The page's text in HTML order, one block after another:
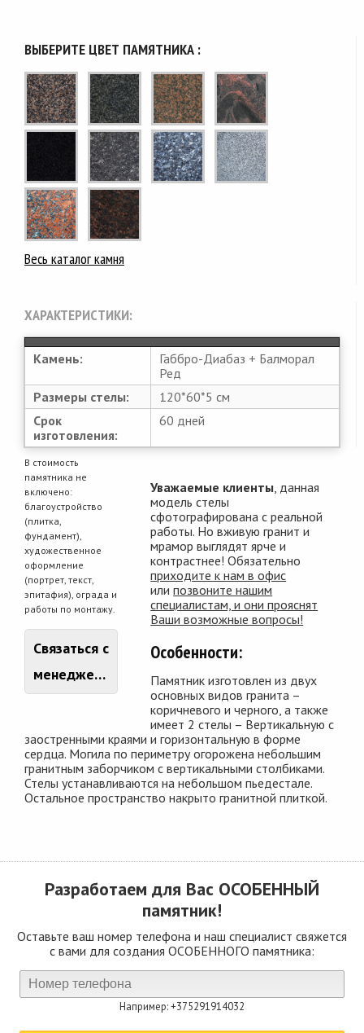
ВЫБЕРИТЕ ЦВЕТ ПАМЯТНИКА :
Весь каталог камня
ХАРАКТЕРИСТИКИ:
Камень:
Габбро-Диабаз + Балморал
Ред
Размеры стелы:
120*60*5 см
Срок
изготовления:
60 дней
В стоимость
памятника не
включено:
благоустройство
(плитка,
фундамент),
художественное
оформление
(портрет, текст,
эпитафия), ограда и
работы по монтажу.
Связаться с
менеджером
Уважаемые клиенты , данная
модель стелы
сфотографирована с реальной
работы. Но вживую гранит и
мрамор выглядят ярче и
контрастнее! Обязательно
приходите к нам в офис
илипозвоните нашим
специалистам, и они прояснят
Ваши возможные вопросы!
Особенности:
Памятник изготовлен из двух
основных видов гранита –
коричневого и черного, а также
имеет 2 стелы – Вертикальную с
заостренными краями и горизонтальную в форме
сердца. Могила по периметру огорожена небольшим
гранитным заборчиком с вертикальными столбиками.
Стелы устанавливаются на небольшом пьедестале.
Остальное пространство накрыто гранитной плиткой.
Разработаем для Вас ОСОБЕННЫЙ
памятник!
Оставьте ваш номер телефона и наш специалист свяжется
с вами для создания ОСОБЕННОГО памятника:
Например: +375291914032